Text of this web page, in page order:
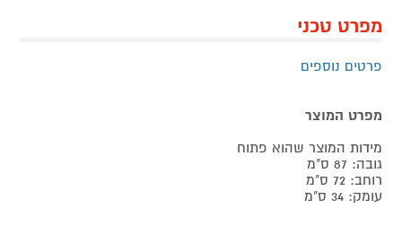
מפרט טכני
פרטים נוספים
מפרט המוצר
מידות המוצר שהוא פתוח
גובה: 87 ס"מ
רוחב: 72 ס"מ
עומק: 34 ס"מ